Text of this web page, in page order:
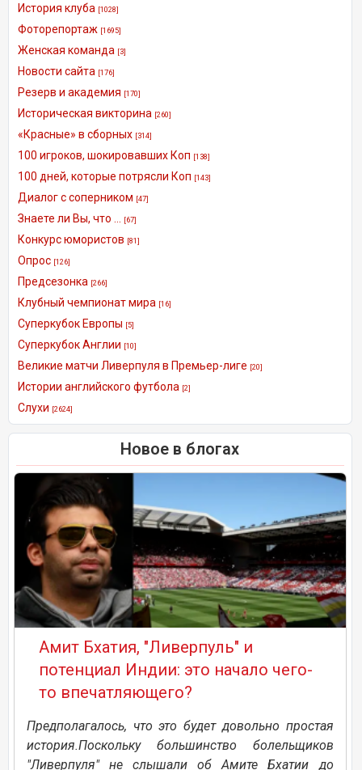
История клуба [1028]
Фоторепортаж [1695]
Женская команда [3]
Новости сайта [176]
Резерв и академия [170]
Историческая викторина [260]
«Красные» в сборных [314]
100 игроков, шокировавших Коп [138]
100 дней, которые потрясли Коп [143]
Диалог с соперником [47]
Знаете ли Вы, что ... [67]
Конкурс юмористов [81]
Опрос [126]
Предсезонка [266]
Клубный чемпионат мира [16]
Суперкубок Европы [5]
Суперкубок Англии [10]
Великие матчи Ливерпуля в Премьер-лиге [20]
Истории английского футбола [2]
Слухи [2624]
Новое в блогах
Амит Бхатия, "Ливерпуль" и
потенциал Индии: это начало чего-
то впечатляющего?
Предполагалось, что это будет довольно простая
история.Поскольку большинство болельщиков
"Ливерпуля" не слышали об Амите Бхатии до